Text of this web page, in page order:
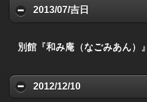
2013/07/吉日
別館『和み庵（なごみあん）
2012/12/10